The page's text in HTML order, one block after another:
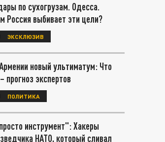
по сухогрузам. Одесса.
Россия выбивает эти цели?
ЭКСКЛЮЗИВ
новый ультиматум: Что
экспертов
ПОЛИТИКА
инструмент": Хакеры
НАТО, который сливал